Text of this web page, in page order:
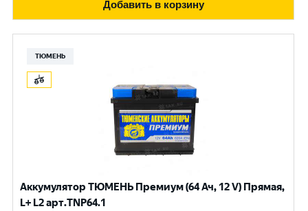
Добавить в корзину
ТЮМЕНЬ
Аккумулятор ТЮМЕНЬ Премиум (64 Ач, 12 V) Прямая,
L+ L2 арт.TNP64.1